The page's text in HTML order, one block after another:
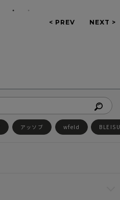
アッソブ wfeld